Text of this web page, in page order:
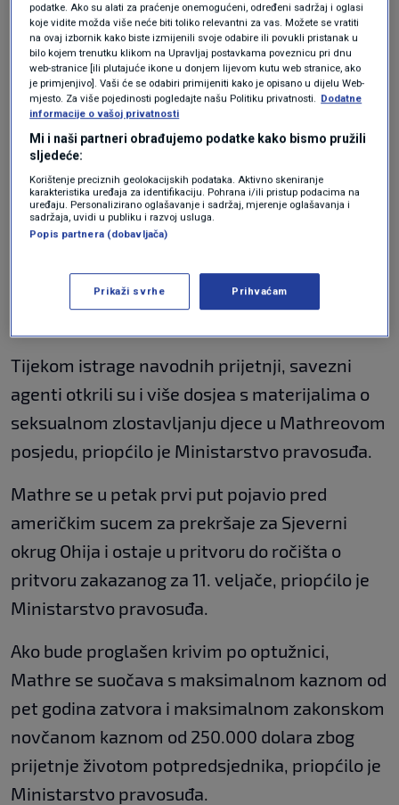
Stručnjaci su upozorili na političko nasilje i
prijetnje nasiljem u polariziranom SAD-u
posljednjih godina. Ranije ovog tjedna,
izgrednik od 6. siječnja 2021., kojeg je
predsjednikDonaldTrumppomilovao, priznao
je krivnju za uznemiravanje nakon što je
optužen za prijetnju ubojstvom vođe manjine u
Zastupničkom domu SAD-a
Trump ne želi otkriti hoće li za svog
nasljednika podržati Rubia ili Vancea
SVIJET|5. velj.
Tijekom istrage navodnih prijetnji, savezni
agenti otkrili su i više dosjea s materijalima o
seksualnom zlostavljanju djece u Mathreovom
posjedu, priopćilo je Ministarstvo pravosuđa.
Mathre se u petak prvi put pojavio pred
američkim sucem za prekršaje za Sjeverni
okrug Ohija i ostaje u pritvoru do ročišta o
pritvoru zakazanog za 11. veljače, priopćilo je
Ministarstvo pravosuđa.
Ako bude proglašen krivim po optužnici,
Mathre se suočava s maksimalnom kaznom od
pet godina zatvora i maksimalnom zakonskom
novčanom kaznom od 250.000 dolara zbog
prijetnje životom potpredsjednika, priopćilo je
Ministarstvo pravosuđa.
podatke. Ako su alati za praćenje onemogućeni, određeni sadržaj i oglasi
koje vidite možda više neće biti toliko relevantni za vas. Možete se vratiti
na ovaj izbornik kako biste izmijenili svoje odabire ili povukli pristanak u
bilo kojem trenutku klikom na Upravljaj postavkama poveznicu pri dnu
web-stranice [ili plutajuće ikone u donjem lijevom kutu web stranice, ako
je primjenjivo]. Vaši će se odabiri primijeniti kako je opisano u dijelu Web-
mjesto. Za više pojedinosti pogledajte našu Politiku privatnosti. Dodatne
informacije o vašoj privatnosti
Mi i naši partneri obrađujemo podatke kako bismo pružili
sljedeće:
Korištenje preciznih geolokacijskih podataka. Aktivno skeniranje
karakteristika uređaja za identifikaciju. Pohrana i/ili pristup podacima na
uređaju. Personalizirano oglašavanje i sadržaj, mjerenje oglašavanja i
sadržaja, uvidi u publiku i razvoj usluga.
Popis partnera (dobavljača)
Prikaži svrhe Prihvaćam